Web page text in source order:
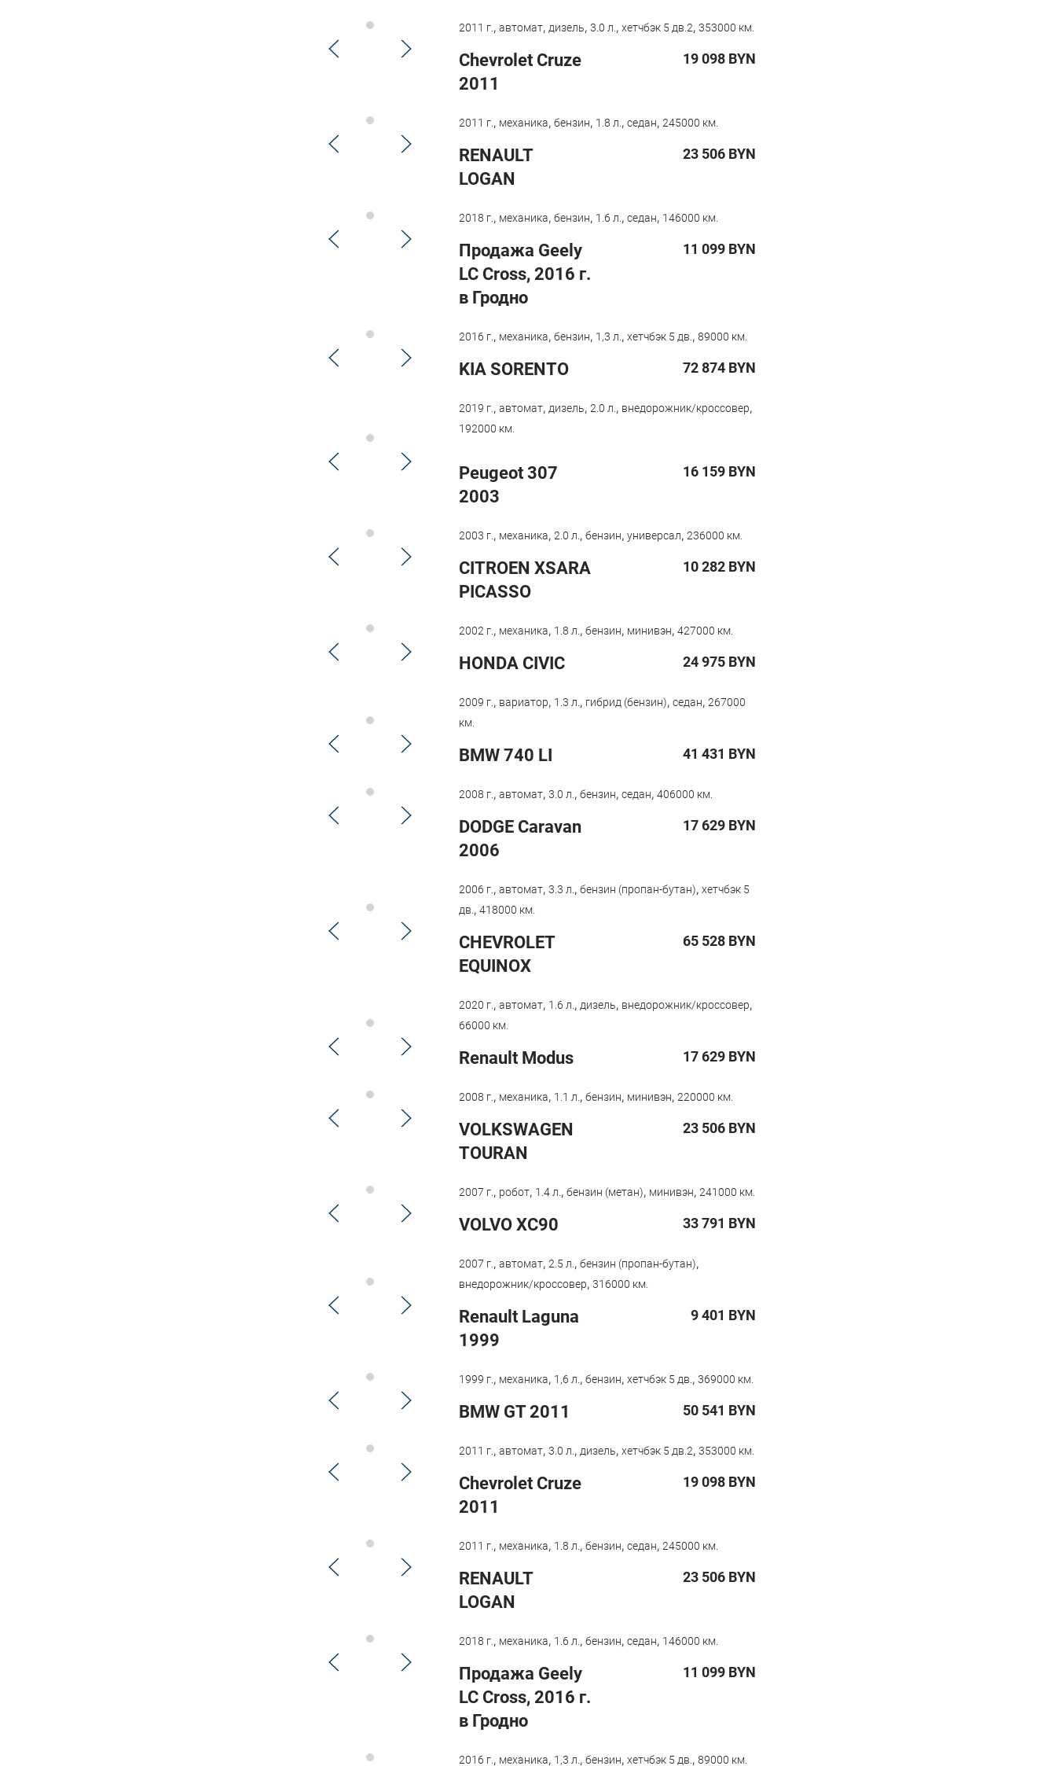
2011 г.,автомат,дизель,3.0 л.,хетчбэк 5 дв.2,353000 км.
Chevrolet Cruze
2011
19 098 BYN
2011 г., механика,бензин, 1.8 л.,седан,245000 км.
RENAULT
LOGAN
23 506 BYN
2018 г., механика,бензин, 1.6 л.,седан, 146000 км.
Продажа Geely
LC Cross, 2016 г.
в Гродно
11 099 BYN
2016 г., механика,бензин, 1,3 л.,хетчбэк 5 дв.,89000 км.
KIA SORENTO 72 874 BYN
2019 г.,автомат,дизель,2.0 л., внедорожник/кроссовер,
192000 км.
Peugeot 307
2003
16 159 BYN
2003 г., механика,2.0 л.,бензин,универсал,236000 км.
CITROEN XSARA
PICASSO
10 282 BYN
2002 г., механика, 1.8 л.,бензин, минивэн,427000 км.
HONDA CIVIC 24 975 BYN
2009 г., вариатор, 1.3 л., гибрид (бензин),седан,267000
км.
BMW 740 LI 41 431 BYN
2008 г.,автомат,3.0 л.,бензин,седан,406000 км.
DODGE Caravan
2006
17 629 BYN
2006 г.,автомат,3.3 л.,бензин (пропан-бутан),хетчбэк 5
дв.,418000 км.
CHEVROLET
EQUINOX
65 528 BYN
2020 г.,автомат, 1.6 л.,дизель, внедорожник/кроссовер,
66000 км.
Renault Modus 17 629 BYN
2008 г., механика, 1.1 л.,бензин, минивэн,220000 км.
VOLKSWAGEN
TOURAN
23 506 BYN
2007 г., робот, 1.4 л.,бензин (метан), минивэн,241000 км.
VOLVO XC90 33 791 BYN
2007 г.,автомат,2.5 л.,бензин (пропан-бутан),
внедорожник/кроссовер,316000 км.
Renault Laguna
1999
9 401 BYN
1999 г., механика, 1,6 л.,бензин,хетчбэк 5 дв.,369000 км.
BMW GT 2011 50 541 BYN
2011 г.,автомат,3.0 л.,дизель,хетчбэк 5 дв.2,353000 км.
Chevrolet Cruze
2011
19 098 BYN
2011 г., механика, 1.8 л.,бензин,седан,245000 км.
RENAULT
LOGAN
23 506 BYN
2018 г., механика, 1.6 л.,бензин,седан, 146000 км.
Продажа Geely
LC Cross, 2016 г.
в Гродно
11 099 BYN
2016 г., механика, 1,3 л.,бензин,хетчбэк 5 дв.,89000 км.